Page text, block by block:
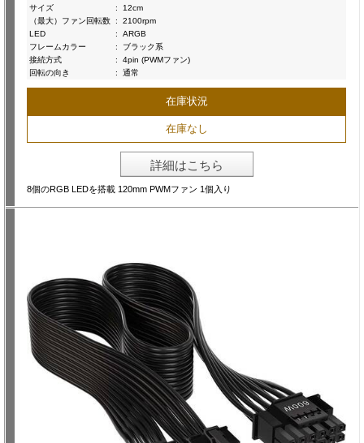
サイズ
:
12cm
（最大）ファン回転数 :
2100rpm
LED
:
ARGB
フレームカラー
:
ブラック系
接続方式
:
4pin (PWMファン)
回転の向き
: 通常
在庫状況
在庫なし
詳細はこちら
8個のRGB LEDを搭載 120mm PWMファン 1個入り